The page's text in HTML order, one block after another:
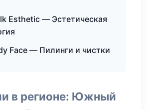
Esthetic — Эстетическая
Face — Пилинги и чистки
в регионе: Южный